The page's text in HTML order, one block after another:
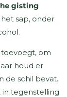
gisting
sap, onder
om
houd er
de schil bevat.
tegenstelling